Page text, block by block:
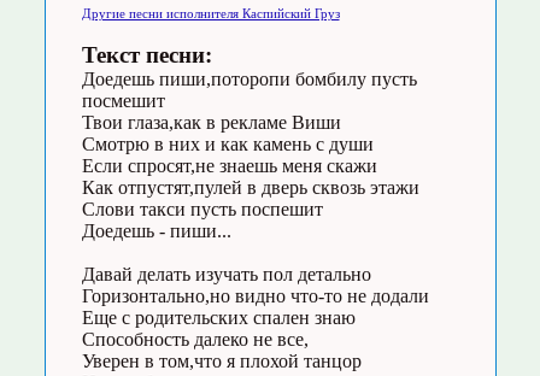
Другие песни исполнителя Каспийский Груз
Текст песни:
Доедешь пиши,поторопи бомбилу пусть
посмешит
Твои глаза,как в рекламе Виши
Смотрю в них и как камень с души
Если спросят,не знаешь меня скажи
Как отпустят,пулей в дверь сквозь этажи
Слови такси пусть поспешит
Доедешь - пиши...
Давай делать изучать пол детально
Горизонтально,но видно что-то не додали
Еще с родительских спален знаю
Способность далеко не все,
Уверен в том,что я плохой танцор